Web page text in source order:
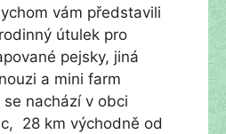
vám představili
útulek pro
pejsky, jiná
a mini farm
nachází v obci
28 km východně od